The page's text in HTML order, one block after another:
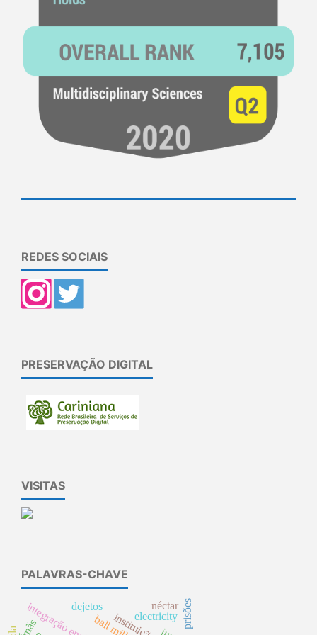
REDES SOCIAIS
PRESERVAÇÃO DIGITAL
VISITAS
PALAVRAS-CHAVE
dejetos
Ímãs
electricity prisões
ball mill
néctar